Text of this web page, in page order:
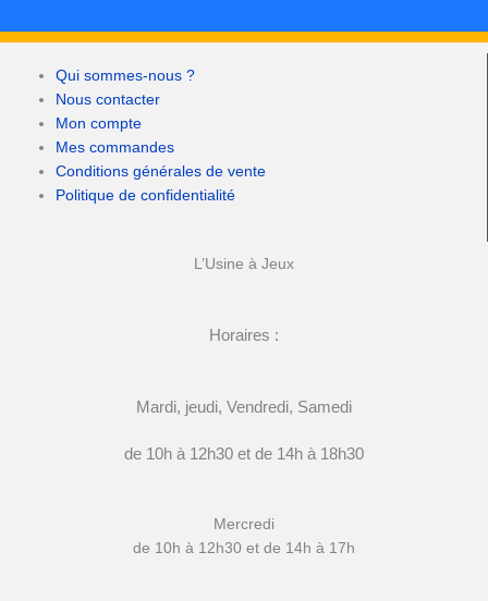
Qui sommes-nous ?
Nous contacter
Mon compte
Mes commandes
Conditions générales de vente
Politique de confidentialité
L’Usine à Jeux
Horaires :
Mardi, jeudi, Vendredi, Samedi
de 10h à 12h30 et de 14h à 18h30
Mercredi
de 10h à 12h30 et de 14h à 17h